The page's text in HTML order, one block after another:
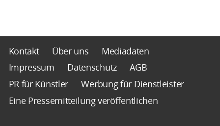
Kontakt Über uns
Mediadaten
Impressum
Datenschutz
AGB
PR für Künstler
Werbung für Dienstleister
Eine Pressemitteilung veröffentlichen